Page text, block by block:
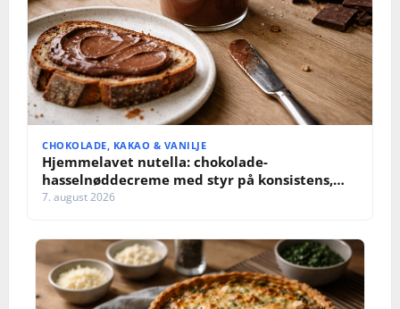
CHOKOLADE, KAKAO & VANILJE
Hjemmelavet nutella: chokolade-
hasselnøddecreme med styr på konsistens,
sødme og opbevaring
7. august 2026